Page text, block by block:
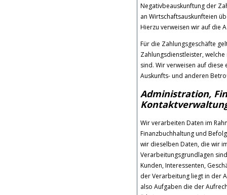
Negativbeauskunftung der
an Wirtschaftsauskunfteien
Hierzu verweisen wir auf die
Für die Zahlungsgeschäfte
Zahlungsdienstleister,
sind. Wir verweisen auf
Auskunfts- und anderen
Administration,
Wir verarbeiten Daten im
Finanzbuchhaltung und
wir dieselben Daten, die wir
Verarbeitungsgrundlagen
Kunden, Interessenten,
der Verarbeitung liegt in der
also Aufgaben die der